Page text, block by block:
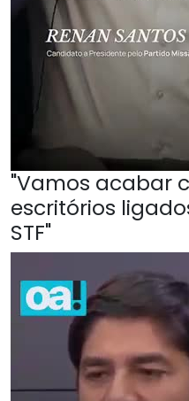
"Vamos acabar
escritórios
STF"